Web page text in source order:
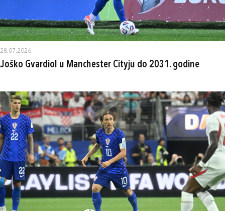
28.07.2026.
Joško Gvardiol u Manchester Cityju do 2031. godine